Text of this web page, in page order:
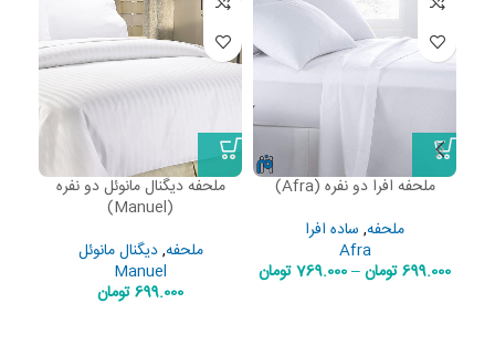
ملحفه افرا دو نفره (Afra)
ملحفه, ساده افرا
Afra
699.000تومان–
769.000تومان
ملحفه دیگنال مانوئل دو نفره
(Manuel)
ملحفه,دیگنال مانوئل
Manuel
699.000تومان